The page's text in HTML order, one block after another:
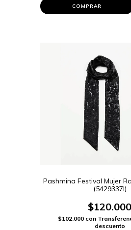
COMPRAR
Pashmina Festival Mujer
(5429337I)
$120.000
$102.000 con
descuento